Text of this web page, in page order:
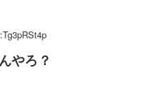
やろ？